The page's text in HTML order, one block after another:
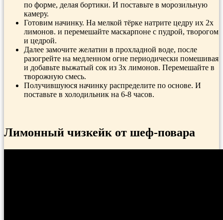
по форме, делая бортики. И поставьте в морозильную
камеру.
Готовим начинку. На мелкой тёрке натрите цедру их 2х
лимонов. и перемешайте маскарпоне с пудрой, творогом
и цедрой.
Далее замочите желатин в прохладной воде, после
разогрейте на медленном огне периодически помешивая
и добавьте выжатый сок из 3х лимонов. Перемешайте в
творожную смесь.
Получившуюся начинку распределите по основе. И
поставьте в холодильник на 6-8 часов.
Лимонный чизкейк от шеф-повара